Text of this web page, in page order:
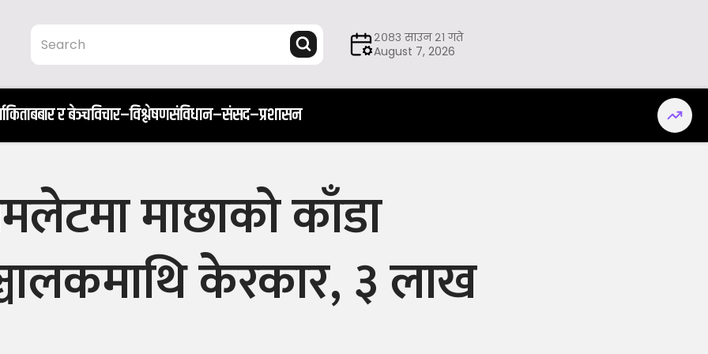
२०८३ साउन २१ गते
August 7, 2026
किताबबार र बेञ्चविचार–विश्लेषणसंविधान–संसद–प्रशासन
माछाको काँडा
केरकार, ३ लाख